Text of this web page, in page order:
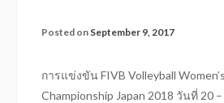
Posted on September 9, 2017
การแข่งขัน FIVB Volleyball
Championship Japan 2018 วันที่ 20